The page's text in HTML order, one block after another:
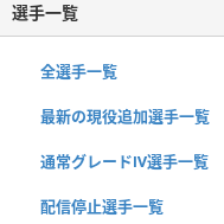
選手一覧
全選手一覧
最新の現役追加選手一覧
通常グレードⅣ選手一覧
配信停止選手一覧